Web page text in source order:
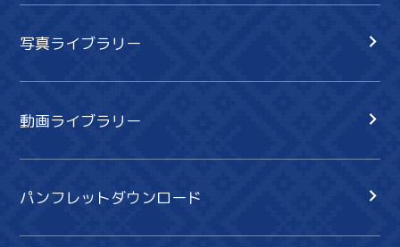
写真ライブラリー
動画ライブラリー
パンフレットダウンロード